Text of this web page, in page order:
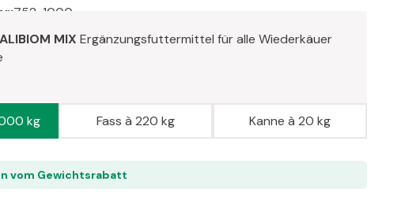
752-1000
MIX Ergänzungsfuttermittel für alle Wiederkäuer
vom Gewichtsrabatt
kg Fass à 220 kg Kanne à 20 kg